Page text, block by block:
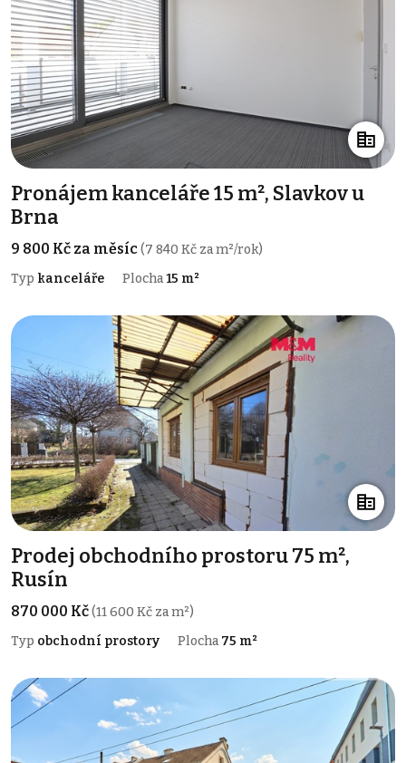
Pronájem kanceláře 15 m², Slavkov u
Brna
9 800 Kč za měsíc(7 840 Kč za m²/rok)
Typ kanceláře Plocha15 m²
Prodej obchodního prostoru 75 m²,
Rusín
870 000 Kč(11 600 Kč za m²)
Typ obchodní prostory Plocha 75 m²